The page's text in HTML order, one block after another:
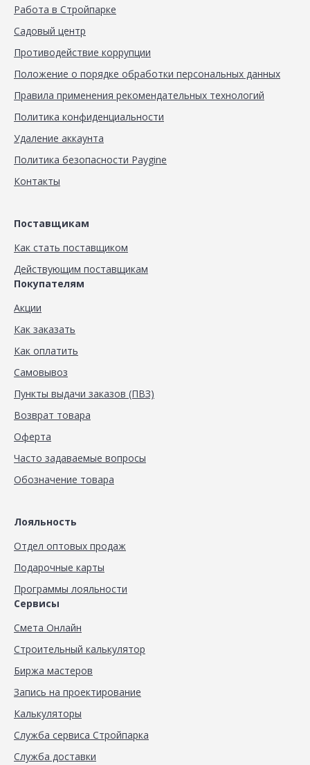
Работа в Стройпарке
Садовый центр
Противодействие коррупции
Положение о порядке обработки персональных данных
Правила применения рекомендательных технологий
Политика конфиденциальности
Удаление аккаунта
Политика безопасности Paygine
Контакты
Поставщикам
Как стать поставщиком
Действующим поставщикам
Покупателям
Акции
Как заказать
Как оплатить
Самовывоз
Пункты выдачи заказов (ПВЗ)
Возврат товара
Оферта
Часто задаваемые вопросы
Обозначение товара
Лояльность
Отдел оптовых продаж
Подарочные карты
Программы лояльности
Сервисы
Смета Онлайн
Строительный калькулятор
Биржа мастеров
Запись на проектирование
Калькуляторы
Служба сервиса Стройпарка
Служба доставки